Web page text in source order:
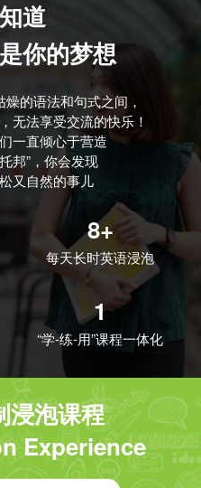
道
你的梦想
的语法和句式之间，
无法享受交流的快乐！
一直倾心于营造
邦”，你会发现
又自然的事儿
8+
每天长时英语浸泡
1
“学-练-用”课程一体化
浸泡课程
Experience